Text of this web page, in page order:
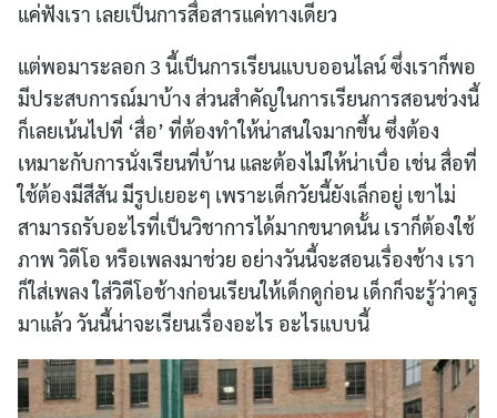
แค่ฟังเรา เลยเป็นการสื่อสารแค่ทางเดียว
แต่พอมาระลอก 3 นี้เป็นการเรียนแบบออนไลน์ ซึ่งเราก็พอ
มีประสบการณ์มาบ้าง ส่วนสำคัญในการเรียนการสอนช่วงนี้
ก็เลยเน้นไปที่ ‘สื่อ’ ที่ต้องทำให้น่าสนใจมากขึ้น ซึ่งต้อง
เหมาะกับการนั่งเรียนที่บ้าน และต้องไม่ให้น่าเบื่อ เช่น สื่อที่
ใช้ต้องมีสีสัน มีรูปเยอะๆ เพราะเด็กวัยนี้ยังเล็กอยู่ เขาไม่
สามารถรับอะไรที่เป็นวิชาการได้มากขนาดนั้น เราก็ต้องใช้
ภาพ วิดีโอ หรือเพลงมาช่วย อย่างวันนี้จะสอนเรื่องช้าง เรา
ก็ใส่เพลง ใส่วิดีโอช้างก่อนเรียนให้เด็กดูก่อน เด็กก็จะรู้ว่าครู
มาแล้ว วันนี้น่าจะเรียนเรื่องอะไร อะไรแบบนี้